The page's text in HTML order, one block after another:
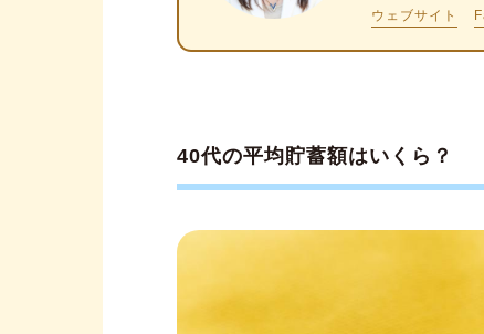
共働き夫婦のみ世帯
年金の受給額を計算する
生活費を見直す
再雇用制度や転職、副業を
ウェブサイト
40代の平均貯蓄額はいくら？